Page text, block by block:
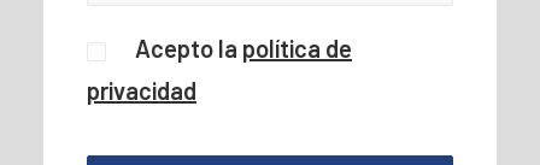
Acepto la política de
privacidad